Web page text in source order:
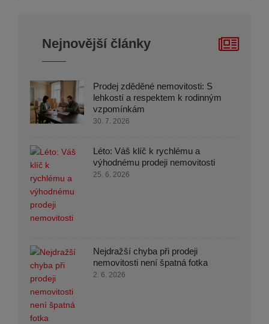
Nejnovější články
Prodej zděděné nemovitosti: S
lehkostí a respektem k rodinným
vzpomínkám
30. 7. 2026
Léto: Váš klíč k rychlému a
výhodnému prodeji nemovitosti
25. 6. 2026
Nejdražší chyba při prodeji
nemovitosti není špatná fotka
2. 6. 2026